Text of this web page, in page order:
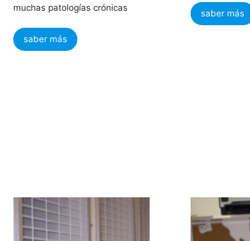
muchas patologías crónicas
saber más
saber más